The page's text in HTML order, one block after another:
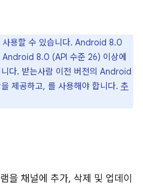
사용할 수 있습니다. Android 8.0
Android 8.0 (API 수준 26) 이상에
다. 받는사람 이전 버전의 Android
제공하고, 를 사용해야 합니다. 추
을 채널에 추가, 삭제 및 업데이